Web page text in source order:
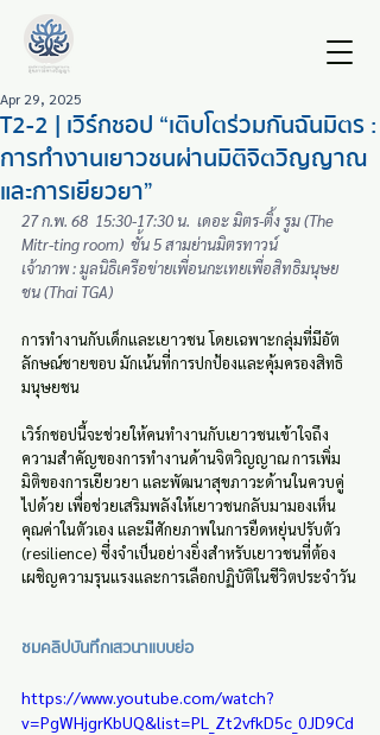
T2-2 | เวิร์กชอป “เติบโตร่วมกันฉันมิตร :
การทำงานเยาวชนผ่านมิติจิตวิญญาณ
และการเยียวยา”
Apr 29, 2025
27 ก.พ. 68  15:30-17:30 น.  เดอะ มิตร-ติ้ง รูม (The
Mitr-ting room)  ชั้น 5 สามย่านมิตรทาวน์
เจ้าภาพ : มูลนิธิเครือข่ายเพื่อนกะเทยเพื่อสิทธิมนุษย
ชน (Thai TGA)
การทำงานกับเด็กและเยาวชน โดยเฉพาะกลุ่มที่มีอัต
ลักษณ์ชายขอบ มักเน้นที่การปกป้องและคุ้มครองสิทธิ
มนุษยชน
เวิร์กชอปนี้จะช่วยให้คนทำงานกับเยาวชนเข้าใจถึง
ความสำคัญของการทำงานด้านจิตวิญญาณ การเพิ่ม
มิติของการเยียวยา และพัฒนาสุขภาวะด้านในควบคู่
ไปด้วย เพื่อช่วยเสริมพลังให้เยาวชนกลับมามองเห็น
คุณค่าในตัวเอง และมีศักยภาพในการยืดหยุ่นปรับตัว
(resilience) ซึ่งจำเป็นอย่างยิ่งสำหรับเยาวชนที่ต้อง
เผชิญความรุนแรงและการเลือกปฏิบัติในชีวิตประจำวัน
ชมคลิปบันทึกเสวนาแบบย่อ
https://www.youtube.com/watch?
v=PgWHjgrKbUQ&list=PL_Zt2vfkD5c_0JD9Cd